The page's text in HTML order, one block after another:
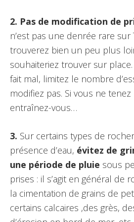
2. Pas de modification de
n’est pas une denrée rare sur
trouverez bien un peu plus
souhaiteriez trouver sur
fait mal, limitez le nombre
modifiez pas. Si vous ne
entraînez-vous…
3. Sur certains types de
présence d’eau, évitez de
une période de pluie sous
prises : il s’agit en général de
la cimentation de grains de
certains calcaires ,des grès,